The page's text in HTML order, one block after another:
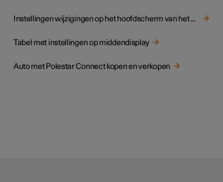
Instellingen wijzigingen op het hoofdscherm van het middendisplay
Tabel met instellingen op middendisplay
Auto met Polestar Connect kopen en verkopen